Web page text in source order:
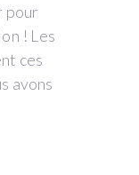
pour
! Les
ces
avons